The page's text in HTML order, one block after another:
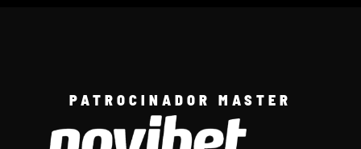
PATROCINADOR MASTER